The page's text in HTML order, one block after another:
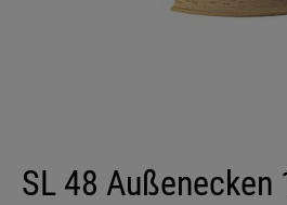
SL 48 Außenecken